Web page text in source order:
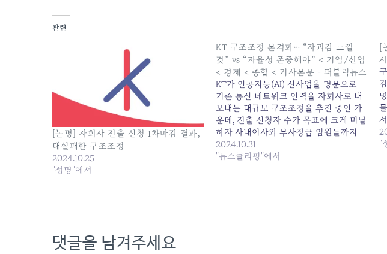
관련
[논평] 자회사 전출 신청 1차마감 결과,
대실패한 구조조정
2024.10.25
"성명"에서
KT 구조조정 본격화… “자괴감 느낄
것” vs “자율성 존중해야” < 기업/산업
< 경제 < 종합 < 기사본문 - 퍼블릭뉴스
KT가 인공지능(AI) 신사업을 명분으로
기존 통신 네트워크 인력을 자회사로 내
보내는 대규모 구조조정을 추진 중인 가
운데, 전출 신청자 수가 목표에 크게 미달
하자 사내이사와 부사장급 임원들까지
동원해 전국을 돌며 사실상 전출 강요에
나서고 있어 논란이 일고 있다.직원들의
2024.10.31
"뉴스클리핑"에서
[
"
댓글을 남겨주세요